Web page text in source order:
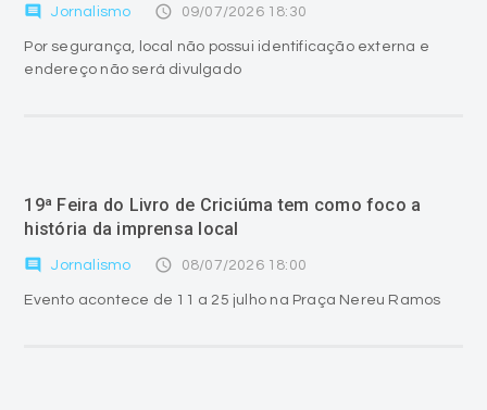
comment Jornalismo access_time 09/07/2026 18:30
Por segurança, local não possui identificação externa e
endereço não será divulgado
19ª Feira do Livro de Criciúma tem como foco a
história da imprensa local
comment Jornalismo access_time 08/07/2026 18:00
Evento acontece de 11 a 25 julho na Praça Nereu Ramos